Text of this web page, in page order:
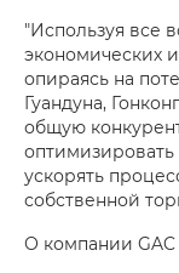
"Используя все
экономических
опираясь на
Гуандуна,
общую
ускорять
собственной
О компании